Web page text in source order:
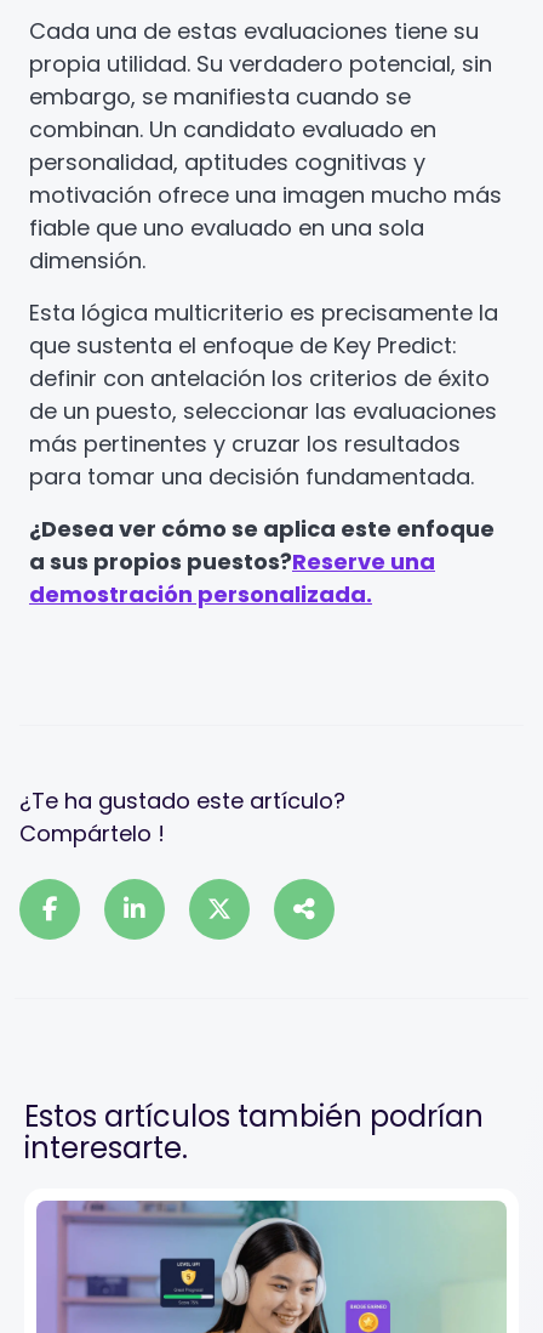
Cada una de estas evaluaciones tiene su
propia utilidad. Su verdadero potencial, sin
embargo, se manifiesta cuando se
combinan. Un candidato evaluado en
personalidad, aptitudes cognitivas y
motivación ofrece una imagen mucho más
fiable que uno evaluado en una sola
dimensión.
Esta lógica multicriterio es precisamente la
que sustenta el enfoque de Key Predict:
definir con antelación los criterios de éxito
de un puesto, seleccionar las evaluaciones
más pertinentes y cruzar los resultados
para tomar una decisión fundamentada.
¿Desea ver cómo se aplica este enfoque
a sus propios puestos?Reserve una
demostración personalizada.
¿Te ha gustado este artículo?
Compártelo !
Estos artículos también podrían
interesarte.